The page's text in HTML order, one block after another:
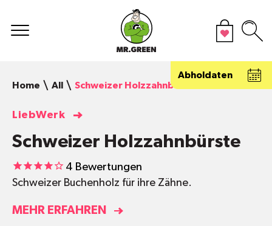
Abholdaten
Home
All Schweizer Holzzahnbürste
LiebWerk
Schweizer Holzzahnbürste
4 Bewertungen
Schweizer Buchenholz für ihre Zähne.
MEHR ERFAHREN